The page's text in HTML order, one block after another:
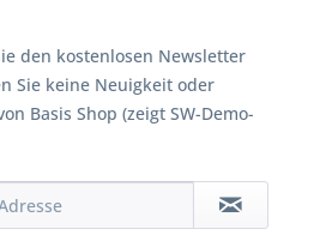
den kostenlosen Newsletter
Sie keine Neuigkeit oder
Basis Shop (zeigt SW-Demo-